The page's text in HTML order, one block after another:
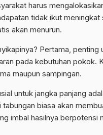
harus
tidak ikut
akan menurun.
Pertama, penting
pada kebutuhan pokok.
maupun sampingan.
untuk jangka panjang
tabungan biasa akan
imbal hasilnya berpotensi